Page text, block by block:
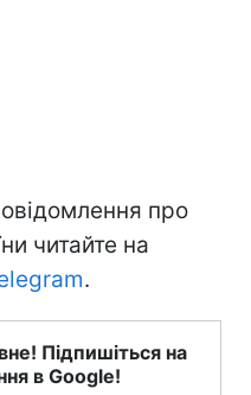
про
читайте на
.
Підпишіться на
в Google!